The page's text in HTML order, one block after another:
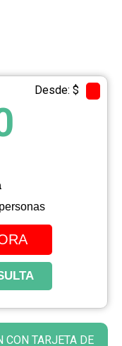
Desde: $
CON TARJETA DE